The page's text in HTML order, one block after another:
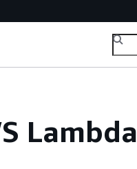
Lambda